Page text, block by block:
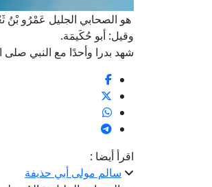
هو الصحابي الجليل عَمْرُو بْنُ
وقيل: أبو حُكَيمَة.
شهد بدرا وأحدًا مع النبي
اقرأ أيضا :
سالم مولى أبي حذيفة